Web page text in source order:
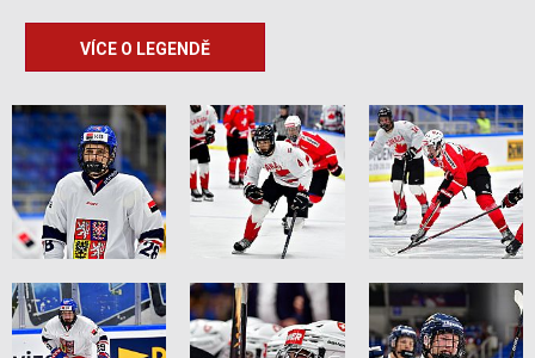
VÍCE O LEGENDĚ